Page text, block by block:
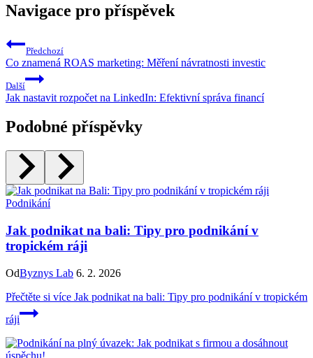
Navigace pro příspěvek
Předchozí
Co znamená ROAS marketing: Měření návratnosti investic
Další
Jak nastavit rozpočet na LinkedIn: Efektivní správa financí
Podobné příspěvky
Podnikání
Jak podnikat na bali: Tipy pro podnikání v
tropickém ráji
OdByznys Lab 6. 2. 2026
Přečtěte si více Jak podnikat na bali: Tipy pro podnikání v tropickém
ráji